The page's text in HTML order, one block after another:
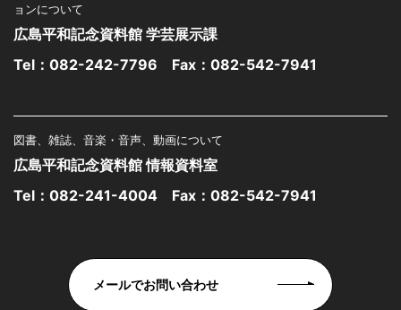
ョンについて
広島平和記念資料館 学芸展示課
Tel： 082-242-7796 Fax：082-542-7941
図書、雑誌、音楽・音声、動画について
広島平和記念資料館 情報資料室
Tel： 082-241-4004 Fax：082-542-7941
メールでお問い合わせ